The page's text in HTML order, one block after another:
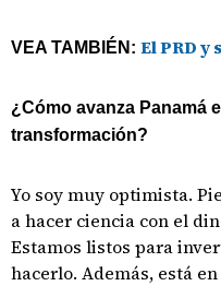
VEA TAMBIÉN: El PRD y
¿Cómo avanza Panamá
transformación?
Yo soy muy optimista.
a hacer ciencia con el
Estamos listos para
hacerlo. Además, está